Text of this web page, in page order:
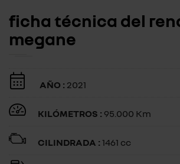
ficha técnica del
megane
AÑO : 2021
KILÓMETROS : 95.000 Km
CILINDRADA : 1461 cc